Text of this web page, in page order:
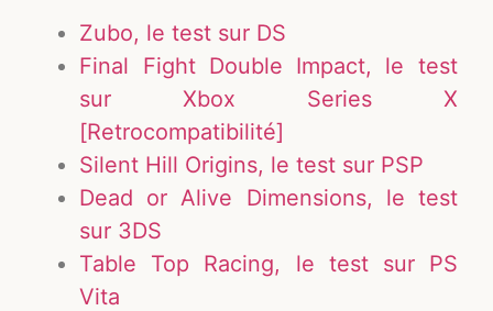
Zubo, le test sur DS
Final Fight Double Impact, le test
sur Xbox Series X
[Retrocompatibilité]
Silent Hill Origins, le test sur PSP
Dead or Alive Dimensions, le test
sur 3DS
Table Top Racing, le test sur PS
Vita